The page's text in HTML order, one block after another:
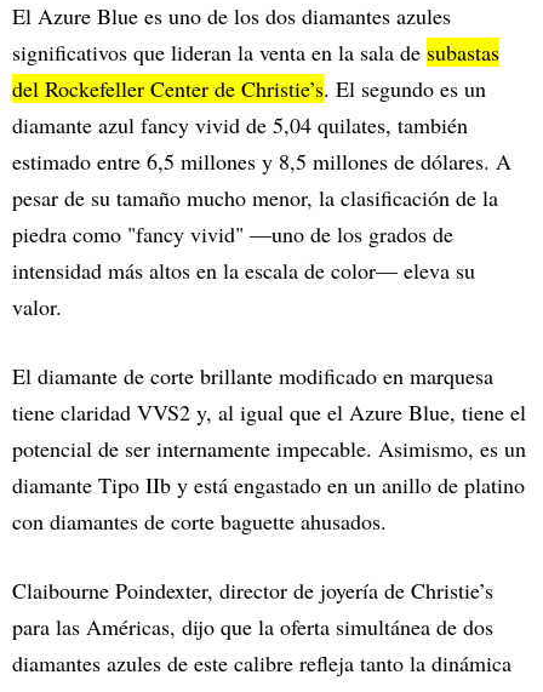
El Azure Blue es uno de los dos diamantes azules
significativos que lideran la venta en la sala de subastas
del Rockefeller Center de Christie’s. El segundo es un
diamante azul fancy vivid de 5,04 quilates, también
estimado entre 6,5 millones y 8,5 millones de dólares. A
pesar de su tamaño mucho menor, la clasificación de la
piedra como "fancy vivid" —uno de los grados de
intensidad más altos en la escala de color— eleva su
valor.
El diamante de corte brillante modificado en marquesa
tiene claridad VVS2 y, al igual que el Azure Blue, tiene el
potencial de ser internamente impecable. Asimismo, es un
diamante Tipo IIb y está engastado en un anillo de platino
con diamantes de corte baguette ahusados.
Claibourne Poindexter, director de joyería de Christie’s
para las Américas, dijo que la oferta simultánea de dos
diamantes azules de este calibre refleja tanto la dinámica